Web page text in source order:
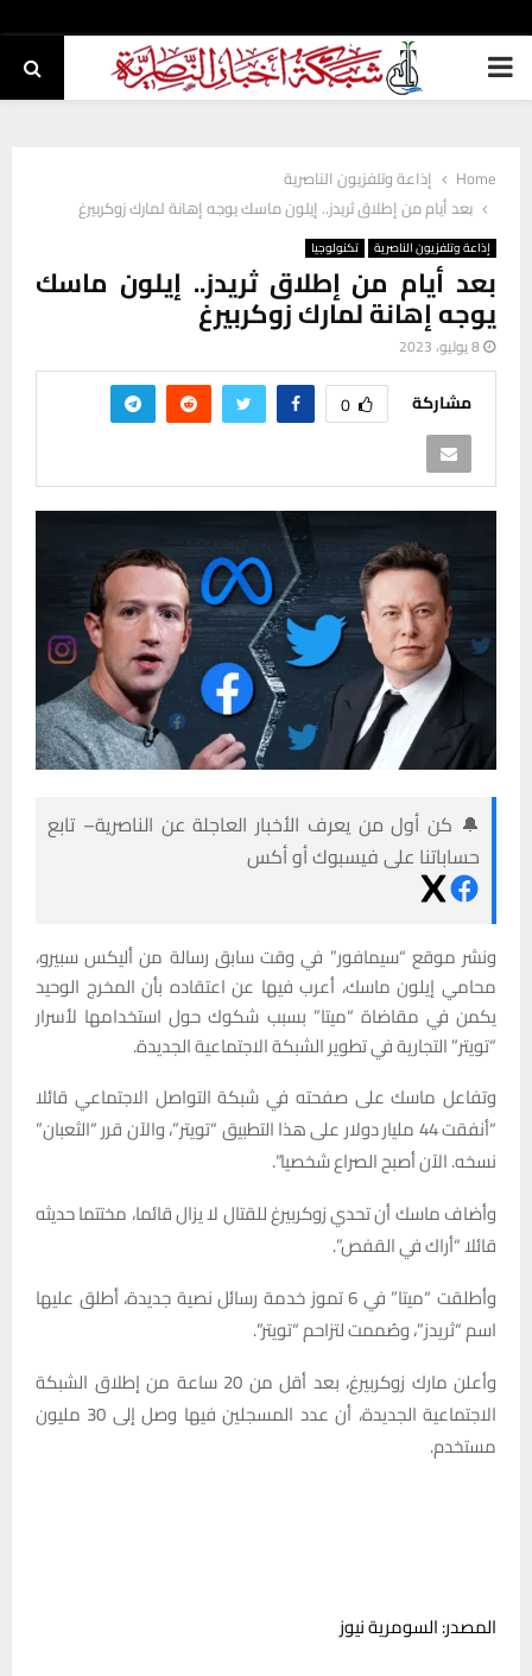
PRIMARY
Home
إذاعة وتلفزيون الناصرية
بعد أيام من إطلاق ثريدز.. إيلون ماسك يوجه إهانة لمارك زوكربيرغ
إذاعة وتلفزيون الناصرية تكنولوجيا
بعد أيام من إطلاق ثريدز.. إيلون ماسك
يوجه إهانة لمارك زوكربيرغ
8 يوليو، 2023
مشاركة 0
🔔 كن أول من يعرف الأخبار العاجلة عن الناصرية– تابع
حساباتنا على فيسبوك أو أكس
ونشر موقع “سيمافور” في وقت سابق رسالة من أليكس سبيرو،
محامي إيلون ماسك، أعرب فيها عن اعتقاده بأن المخرج الوحيد
يكمن في مقاضاة “ميتا” بسبب شكوك حول استخدامها لأسرار
“تويتر” التجارية في تطوير الشبكة الاجتماعية الجديدة.
وتفاعل ماسك على صفحته في شبكة التواصل الاجتماعي قائلا
“أنفقت 44 مليار دولار على هذا التطبيق “تويتر”، والآن قرر “الثعبان”
نسخه. الآن أصبح الصراع شخصيا”.
وأضاف ماسك أن تحدي زوكربيرغ للقتال لا يزال قائما، مختتما حديثه
قائلا “أراك في القفص”.
وأطلقت “ميتا” في 6 تموز خدمة رسائل نصية جديدة، أطلق عليها
اسم “ثريدز”، وصُممت لتزاحم “تويتر”.
وأعلن مارك زوكربيرغ، بعد أقل من 20 ساعة من إطلاق الشبكة
الاجتماعية الجديدة، أن عدد المسجلين فيها وصل إلى 30 مليون
مستخدم.
المصدر: السومرية نيوز